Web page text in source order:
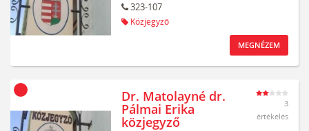
323-107
Közjegyző
MEGNÉZEM
Dr. Matolayné dr.
Pálmai Erika
közjegyző
3
értékelés